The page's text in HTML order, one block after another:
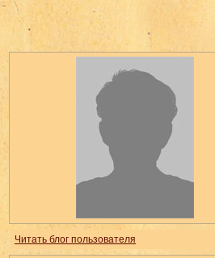
Читать блог пользователя